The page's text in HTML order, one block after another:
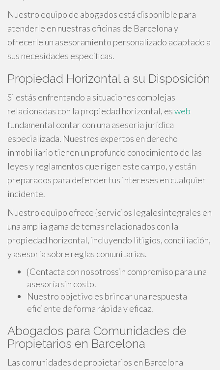
Nuestro equipo de abogados está disponible para
atenderle en nuestras oficinas de Barcelona y
ofrecerle un asesoramiento personalizado adaptado a
sus necesidades específicas.
Propiedad Horizontal a su Disposición
Si estás enfrentando a situaciones complejas
relacionadas con la propiedad horizontal, esweb
fundamental contar con una asesoría jurídica
especializada. Nuestros expertos en derecho
inmobiliario tienen un profundo conocimiento de las
leyes y reglamentos que rigen este campo, y están
preparados para defender tus intereses en cualquier
incidente.
Nuestro equipo ofrece {servicios legalesintegrales en
una amplia gama de temas relacionados con la
propiedad horizontal, incluyendo litigios, conciliación,
y asesoría sobre reglas comunitarias.
{Contacta con nosotrossin compromiso para una
asesoría sin costo.
Nuestro objetivo es brindar una respuesta
eficiente de forma rápida y eficaz.
Abogados para Comunidades de
Propietarios en Barcelona
Las comunidades de propietarios en Barcelona